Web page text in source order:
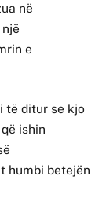
në
e
të ditur se kjo
ishin
humbi betejën